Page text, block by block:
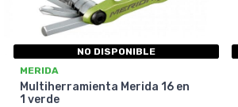
NO DISPONIBLE
MERIDA
Multiherramienta Merida 16 en
1 verde